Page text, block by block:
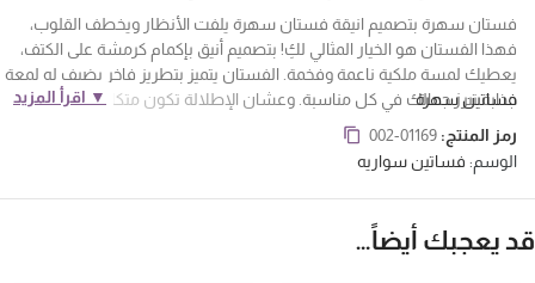
فستان سهرة بتصميم انيقة فستان سهرة يلفت الأنظار ويخطف القلوب،
فهذا الفستان هو الخيار المثالي لكِ! بتصميم أنيق بإكمام كرمشة على الكتف،
يعطيك لمسة ملكية ناعمة وفخمة. الفستان يتميز بتطريز فاخر يضيف له لمعة
جذابة تبرز جمالك في كل مناسبة. وعشان الإطلالة تكون متكاملة، جاي
بتفصيله ذيل جانبي أنيق ينساب بكل نعومة وأناقة ويخلي حضورك غير عادي
الفستان مناسب لكل الحفلات والمناسبات زي حفلات الزفاف، الخطوبة،
السهرات الفخمة، والمناسبات الخاصة. ومع خامته الفخمة وتفاصيله الراقية،
أكيد بتكونين محط الأنظار في كل مكان .
فساتين سهرة
▼ اقرأ المزيد
رمز المنتج:002-01169
الوسم:فساتين سواريه
يعجبك أيضاً…